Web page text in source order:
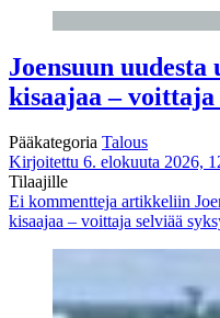
Joensuun
kisaajaa – voittaja
Pääkategoria Talous
Kirjoitettu 6. elokuuta 2026,
Tilaajille
Ei kommentteja artikkeliin
kisaajaa – voittaja selviää